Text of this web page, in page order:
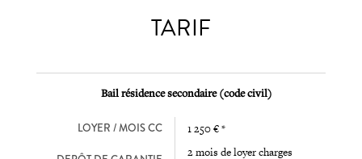
TARIF
Bail résidence secondaire (code civil)
LOYER / MOIS CC 1 250 € *
2 mois de loyer charges